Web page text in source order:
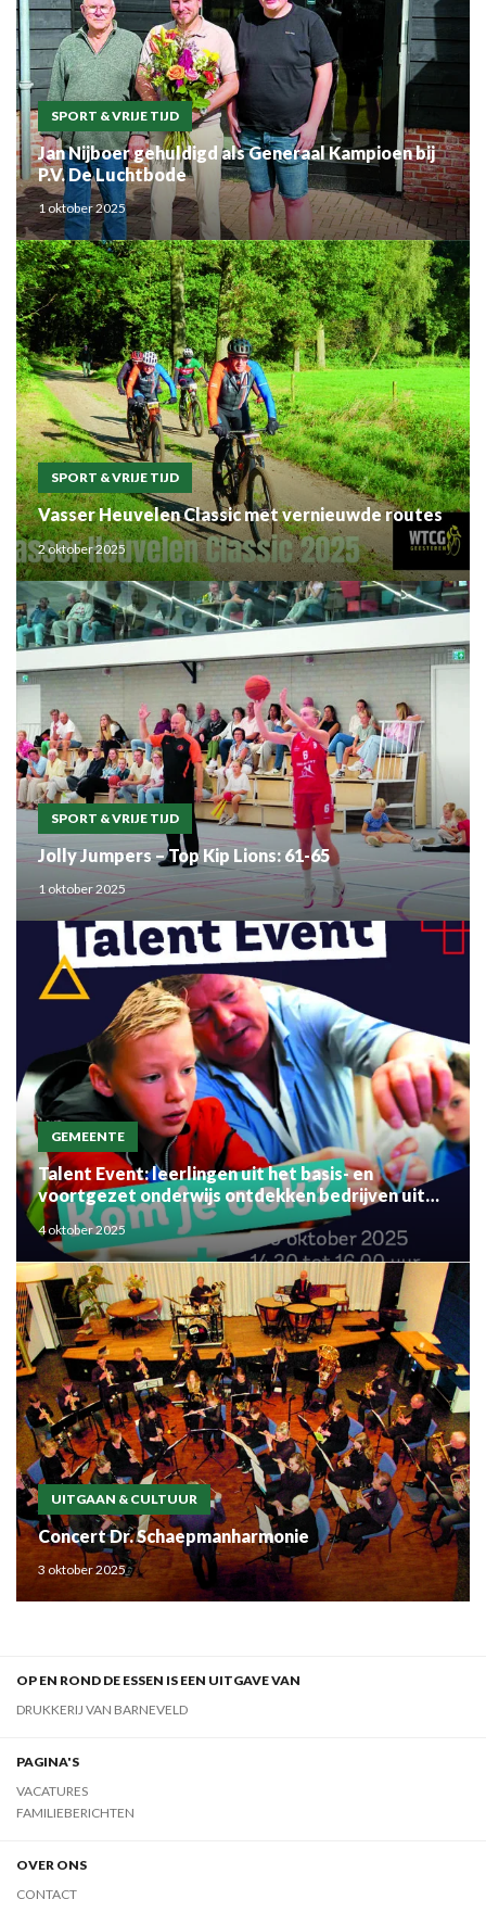
SPORT & VRIJE TIJD
Jan Nijboer gehuldigd als Generaal Kampioen bij
P.V. De Luchtbode
1 oktober 2025
SPORT & VRIJE TIJD
Vasser Heuvelen Classic met vernieuwde routes
2 oktober 2025
SPORT & VRIJE TIJD
Jolly Jumpers – Top Kip Lions: 61-65
1 oktober 2025
GEMEENTE
Talent Event: leerlingen uit het basis- en
voortgezet onderwijs ontdekken bedrijven uit
de regio
4 oktober 2025
UITGAAN & CULTUUR
Concert Dr. Schaepmanharmonie
3 oktober 2025
OP EN ROND DE ESSEN IS EEN UITGAVE VAN
DRUKKERIJ VAN BARNEVELD
PAGINA'S
VACATURES
FAMILIEBERICHTEN
OVER ONS
CONTACT